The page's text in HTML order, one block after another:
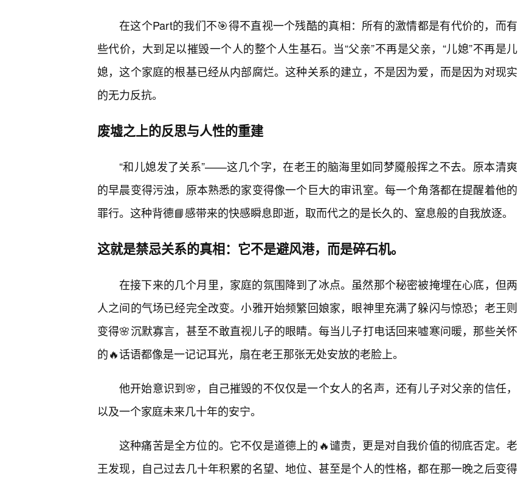
在这个Part的我们不🎯得不直视一个残酷的真相：所有的激情都是有代价的，而有
些代价，大到足以摧毁一个人的整个人生基石。当“父亲”不再是父亲，“儿媳”不再是儿
媳，这个家庭的根基已经从内部腐烂。这种关系的建立，不是因为爱，而是因为对现实
的无力反抗。
废墟之上的反思与人性的重建
“和儿媳发了关系”——这几个字，在老王的脑海里如同梦魇般挥之不去。原本清爽
的早晨变得污浊，原本熟悉的家变得像一个巨大的审讯室。每一个角落都在提醒着他的
罪行。这种背德📘感带来的快感瞬息即逝，取而代之的是长久的、窒息般的自我放逐。
这就是禁忌关系的真相：它不是避风港，而是碎石机。
在接下来的几个月里，家庭的氛围降到了冰点。虽然那个秘密被掩埋在心底，但两
人之间的气场已经完全改变。小雅开始频繁回娘家，眼神里充满了躲闪与惊恐；老王则
变得🌸沉默寡言，甚至不敢直视儿子的眼睛。每当儿子打电话回来嘘寒问暖，那些关怀
的🔥话语都像是一记记耳光，扇在老王那张无处安放的老脸上。
他开始意识到🌸，自己摧毁的不仅仅是一个女人的名声，还有儿子对父亲的信任，
以及一个家庭未来几十年的安宁。
这种痛苦是全方位的。它不仅是道德上的🔥谴责，更是对自我价值的彻底否定。老
王发现，自己过去几十年积累的名望、地位、甚至是个人的性格，都在那一晚之后变得